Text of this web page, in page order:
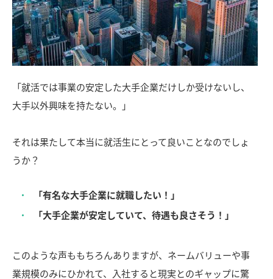
「就活では事業の安定した大手企業だけしか受けないし、
大手以外興味を持たない。」
それは果たして本当に就活生にとって良いことなのでしょ
うか？
「有名な大手企業に就職したい！」
「大手企業が安定していて、待遇も良さそう！」
このような声ももちろんありますが、ネームバリューや事
業規模のみにひかれて、入社すると現実とのギャップに驚